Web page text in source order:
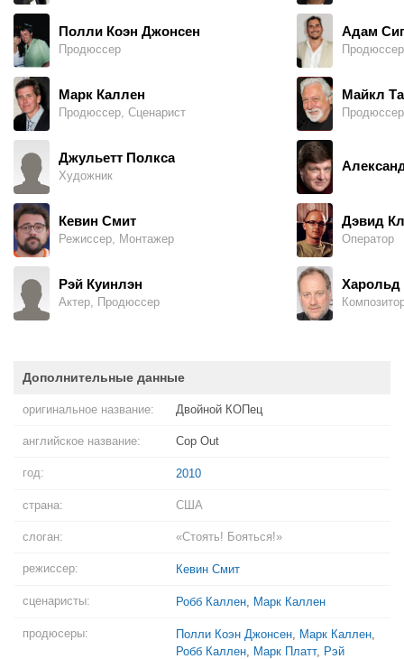
Полли Коэн Джонсен
Продюссер
Марк Каллен
Продюссер, Сценарист
Джульетт Полкса
Художник
Кевин Смит
Режиссер, Монтажер
Рэй Куинлэн
Актер, Продюссер
Адам
Продюссер
Майкл
Продюссер
Дэвид
Оператор
Харольд
Дополнительные данные
оригинальное название: Двойной КОПец
английское название: Cop Out
год: 2010
страна: США
слоган: «Стоять! Бояться!»
режиссер: Кевин Смит
сценаристы: Робб Каллен, Марк Каллен
продюсеры: Полли Коэн Джонсен, Марк Каллен,
Робб Каллен, Марк Платт, Рэй